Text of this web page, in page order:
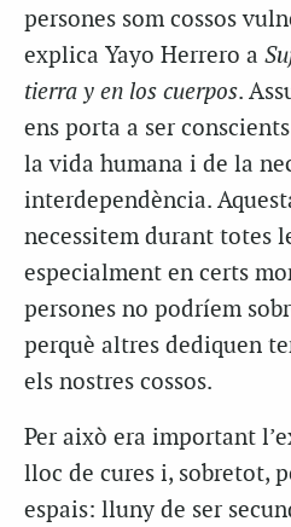
persones som cossos
explica Yayo Herrero a
tierra y en los cuerpos.
ens porta a ser
la vida humana i de la
interdependència.
necessitem durant totes
especialment en certs
persones no podríem
perquè altres dediquen
els nostres cossos.
Per això era important
lloc de cures i, sobretot,
espais: lluny de ser